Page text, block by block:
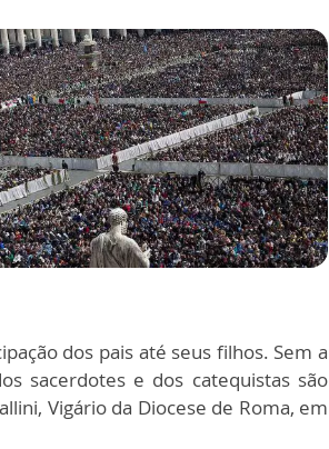
dos pais até seus filhos. Sem a
sacerdotes e dos catequistas são
Vigário da Diocese de Roma, em